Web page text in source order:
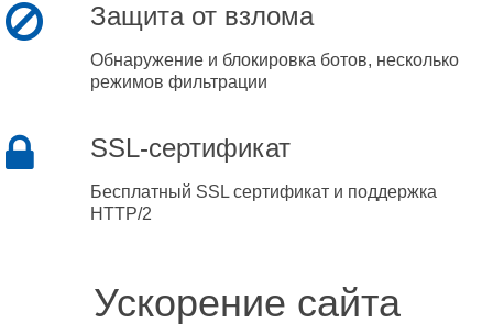
Защита от взлома
Обнаружение и блокировка ботов, несколько
режимов фильтрации
SSL-сертификат
Бесплатный SSL сертификат и поддержка
HTTP/2
Ускорение сайта